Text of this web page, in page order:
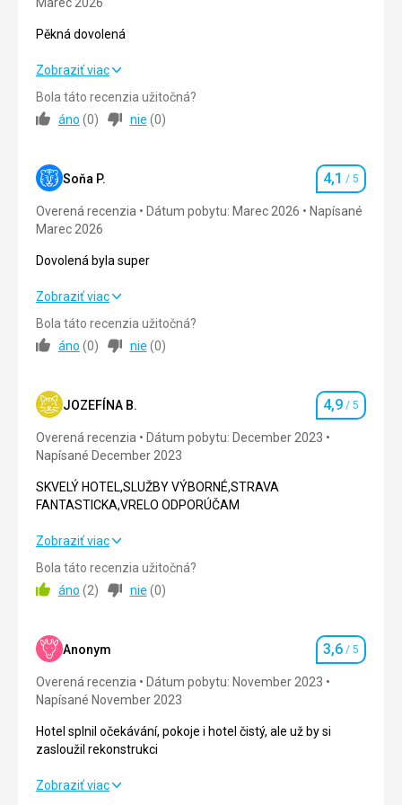
VÝBORNÉ
Pěkná dovolená
Pěkná dovolená
Strava
Okolie 4,0/ 5
Služby 4,0/ 5
Pláž
Dobře, někdy bylo nutné čištění kvůli řasám, ale proběhlo to
hladce.
Ubytovanie
Elegantní podmínky v hotelu
Služby
Táto recenzia bola preložená automaticky pomocou
Zobraziť viac
Bola táto recenzia užitočná?
áno (0) nie (0)
Soňa P. Hodnotenie
4,1 / 5
Overená recenzia Dátum pobytu: Marec 2026
Napísané
Marec 2026
Dovolená byla super
Dovolená byla super
Strava
Okolie 5,0/ 5
Služby
Zobraziť viac
Bola táto recenzia užitočná?
áno (0) nie (0)
JOZEFÍNA B. Hodnotenie
4,9 / 5
Overená recenzia
Dátum pobytu: December 2023
Napísané December 2023
SKVELÝ HOTEL,SLUŽBY VÝBORNÉ,STRAVA
FANTASTICKA,VRELO ODPORÚČAM
SKVELÝ HOTEL,SLUŽBY VÝBORNÉ,STRAVA
Strava
Okolie 5,0/ 5
Služby
Cena
Pláž
Zobraziť viac
Bola táto recenzia užitočná?
áno (2) nie (0)
Anonym Hodnotenie
3,6 / 5
Overená recenzia
Dátum pobytu: November 2023
Napísané November 2023
Hotel splnil očekávání, pokoje i hotel čistý, ale už by si
zasloužil rekonstrukci
Hotel splnil očekávání, pokoje i hotel čistý, ale už by si
Zobraziť viac